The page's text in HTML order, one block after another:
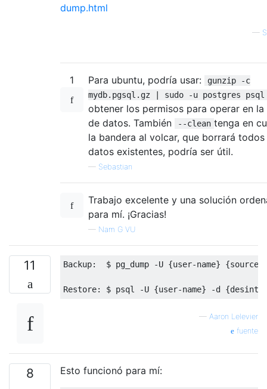
dump.html
—
1 Para ubuntu, podría usar:
gunzip -c
mydb.pgsql.gz | sudo -u postgres psql
obtener los permisos para operar en la
de datos. También
--clean tenga en
la bandera al volcar, que borrará todos
datos existentes, podría ser útil.
— Sebastian
Trabajo excelente y una solución
para mí. ¡Gracias!
— Nam G VU
11 Backup: $ pg_dump -U {user-name} {
Restore: $ psql -U {user-name} -d {
— Aaron Lelevier
fuente
8 Esto funcionó para mí: